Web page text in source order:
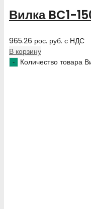
Вилка BC1-
965.26 рос. руб. с НДС
В корзину
Количество товара